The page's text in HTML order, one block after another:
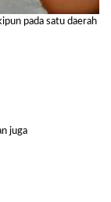
pada satu daerah
juga